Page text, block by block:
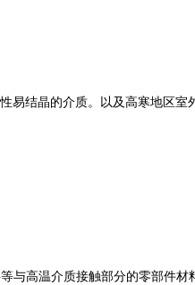
易结晶的介质。以及高寒地区
高温介质接触部分的零部件